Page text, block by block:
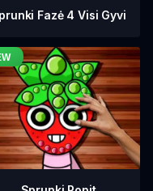
Fazė 4 Visi Gyvi